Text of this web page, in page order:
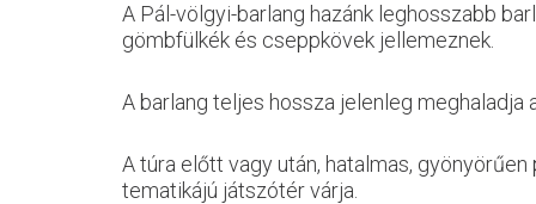
A Pál-völgyi-barlang hazánk leghosszabb
gömbfülkék és cseppkövek jellemeznek.
A barlang teljes hossza jelenleg
A túra előtt vagy után, hatalmas,
tematikájú játszótér várja.